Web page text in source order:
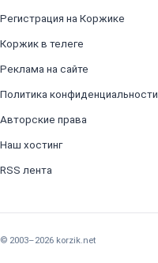
Регистрация на Коржике
Коржик в телеге
Реклама на сайте
Политика конфиденциальности
Авторские права
Наш хостинг
RSS лента
© 2003–2026 korzik.net